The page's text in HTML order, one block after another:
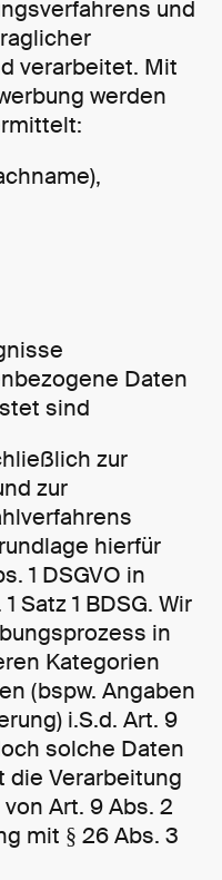
und
verarbeitet. Mit
werden
Daten
sind
zur
zur
hierfür
1 DSGVO in
Satz 1 BDSG. Wir
in
Kategorien
(bspw. Angaben
i.S.d. Art. 9
solche Daten
Verarbeitung
Art. 9 Abs. 2
mit § 26 Abs. 3